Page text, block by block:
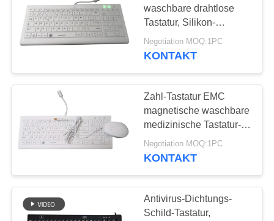
Tastatur
Waschbare
medizinische
20
waschbare drahtlose
Tastatur, Silikon-
Computer-Tastatur mit
Scissor Schalter
Negotiation MOQ:1PC
KONTAKT
Zahl-Tastatur EMC
magnetische waschbare
medizinische Tastatur-9
für Metallwagen
Negotiation MOQ:1PC
KONTAKT
Antivirus-Dichtungs-
Schild-Tastatur,